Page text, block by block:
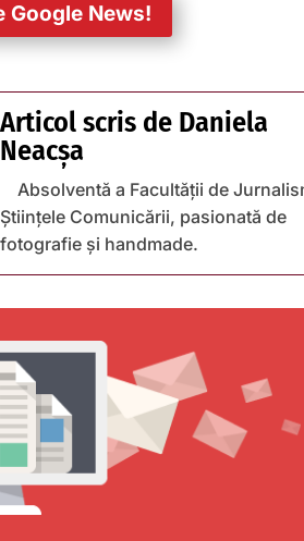
Google News!
Articol scris de Daniela
Neacșa
Absolventă a Facultății de
Științele Comunicării, pasionată de
fotografie și handmade.